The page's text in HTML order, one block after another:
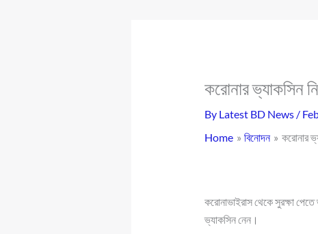
করোনার ভ্যাকসিন
By Latest BD News /
Home
বিনোদন করোনার
করোনাভাইরাস থেকে সুরক্ষা
ভ্যাকসিন নেন।